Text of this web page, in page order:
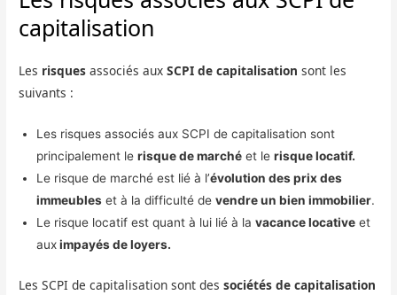
capitalisation
Les risques associés auxSCPI de capitalisation sont les
suivants :
Les risques associés aux SCPI de capitalisation sont
principalement lerisque de marché et lerisque locatif.
Le risque de marché est lié à l’évolution des prix des
immeubles et à la difficulté devendre un bien immobilier.
Le risque locatif est quant à lui lié à lavacance locative et
auximpayés de loyers.
Les SCPI de capitalisation sont des sociétés de capitalisation